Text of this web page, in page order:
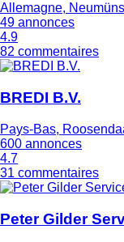
Allemagne,
49 annonces
4.9
82 commentaires
BREDI B.V.
Pays-Bas,
600 annonces
4.7
31 commentaires
Peter Gilder